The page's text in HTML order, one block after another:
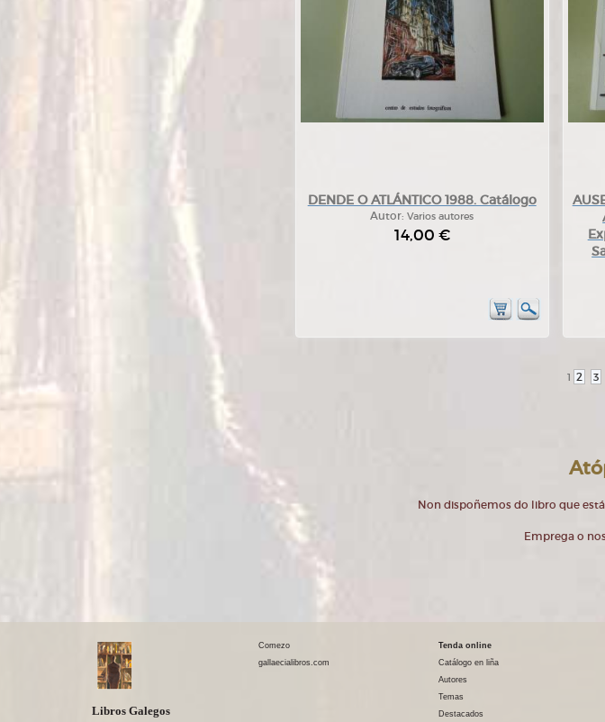
DENDE O ATLÁNTICO 1988. Catálogo
Autor:Varios autores
14,00 €
1 2 3
Non dispoñemos do libro que
Emprega o
Libros Galegos
Comezo
gallaecialibros.com
Tenda online
Catálogo en liña
Autores
Temas
Destacados